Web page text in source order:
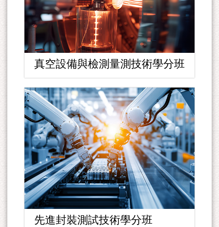
真空設備與檢測量測技術學分班
先進封裝測試技術學分班